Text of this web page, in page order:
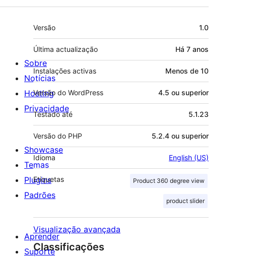
Metadados
Versão 1.0
Última actualização Há 7 anos
Instalações activas Menos de 10
Versão do WordPress 4.5 ou superior
Testado até 5.1.23
Versão do PHP 5.2.4 ou superior
Idioma English (US)
Etiquetas Product 360 degree view
product slider
Visualização avançada
Classificações
Sobre
Notícias
Hosting
Privacidade
Showcase
Temas
Plugins
Padrões
Aprender
Suporte